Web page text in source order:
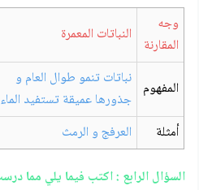
وجه
المقارنة
النباتات المعمرة
المفهوم نباتات تنمو طوال العام و
جذورها عميقة تستفيد الماء
أمثلة
العرفج و الرمث
السؤال الرابع : اكتب فيما يلي مما